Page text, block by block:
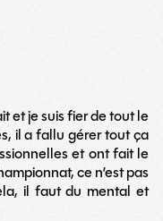
et je suis fier de tout le
il a fallu gérer tout ça
et ont fait le
ce n’est pas
il faut du mental et